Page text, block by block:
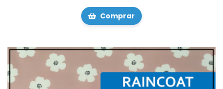
Comprar